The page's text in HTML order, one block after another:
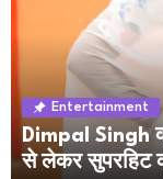
Entertainment
Dimpal Singh
से लेकर सुपरहिट